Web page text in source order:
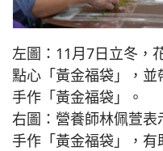
左圖：11月7日立冬，
點心「黃金福袋」，
手作「黃金福袋」。
右圖：營養師林佩萱
手作「黃金福袋」，